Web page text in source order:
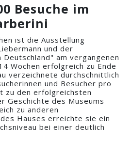
Besuche im
ist die Ausstellung
und der
am vergangenen
Wochen erfolgreich zu Ende
verzeichnete durchschnittlich
und Besucher pro
zu den erfolgreichsten
Geschichte des Museums
zu anderen
Hauses erreichte sie ein
bei einer deutlich